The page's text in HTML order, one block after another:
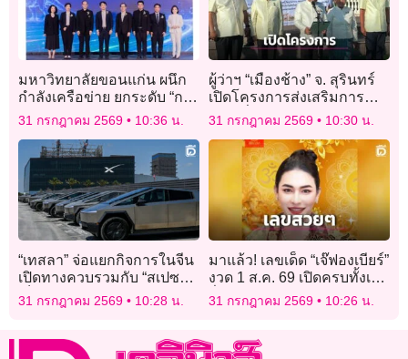
มหาวิทยาลัยขอนแก่น ผนึก
กำลังเครือข่าย ยกระดับ “การ
แพทย์แม่นยำ” พลิกโฉมการ
รักษามะเร็งไทย
31 กรกฎาคม 2569 10:36 น.
ผู้ว่าฯ “เมืองช้าง” จ. สุรินทร์
เปิดโครงการส่งเสริมการ
ท่องเที่ยวเชิงวัฒนธรรม
31 กรกฎาคม 2569 10:30 น.
“เทสลา” จ่อแยกกิจการในจีน
เปิดทางควบรวมกับ “สเปซ
เอ็กซ์”
31 กรกฎาคม 2569 10:28 น.
มาแล้ว! เลขเด็ด “เจ๊ฟองเบียร์”
งวด 1 ส.ค. 69 เปิดครบทั้งเลข
วิ่ง เลข 2 ตัว และ 3 ตัว คอ
หวยไม่พลาดส่อง
31 กรกฎาคม 2569 10:26 น.